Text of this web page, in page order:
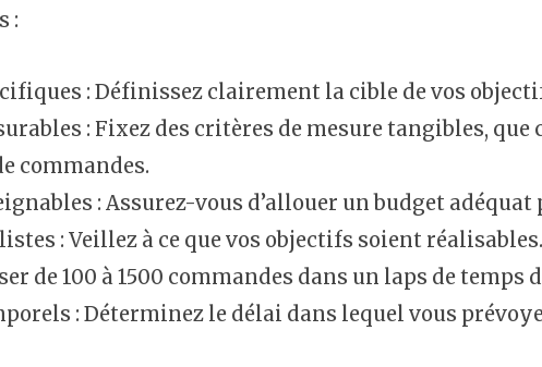
:
: Définissez clairement la cible de vos
: Fixez des critères de mesure tangibles, que
commandes.
: Assurez-vous d’allouer un budget
: Veillez à ce que vos objectifs soient
de 100 à 1500 commandes dans un laps de temps
: Déterminez le délai dans lequel vous